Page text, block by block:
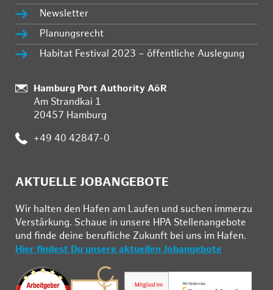
Newsletter
Planungsrecht
Habitat Festival 2023 – öffentliche Auslegung
Standort:
Hamburg Port Authority AöR
Am Strandkai 1
20457 Hamburg
Telefon:
+49 40 42847-0
AKTUELLE JOBANGEBOTE
Wir hal­ten den Ha­fen am Lau­fen und su­chen im­mer­zu
Ver­stär­kung. Schau­e in un­se­re HPA Stel­len­an­ge­bo­te
und fin­de deine be­ruf­li­che Zu­kunft bei uns im Ha­fen.
Hier findest Du unsere aktuellen Jobangebote